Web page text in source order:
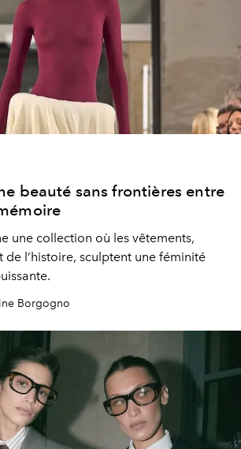
beauté sans frontières entre
une collection où les vêtements,
de l’histoire, sculptent une féminité
Borgogno